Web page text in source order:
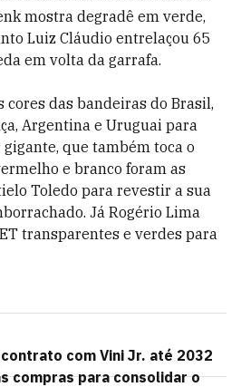
mostra degradê em verde,
Luiz Cláudio entrelaçou 65
em volta da garrafa.
cores das bandeiras do Brasil,
Argentina e Uruguai para
que também toca o
e branco foram as
Toledo para revestir a sua
Já Rogério Lima
transparentes e verdes para
com Vini Jr. até 2032
compras para consolidar o